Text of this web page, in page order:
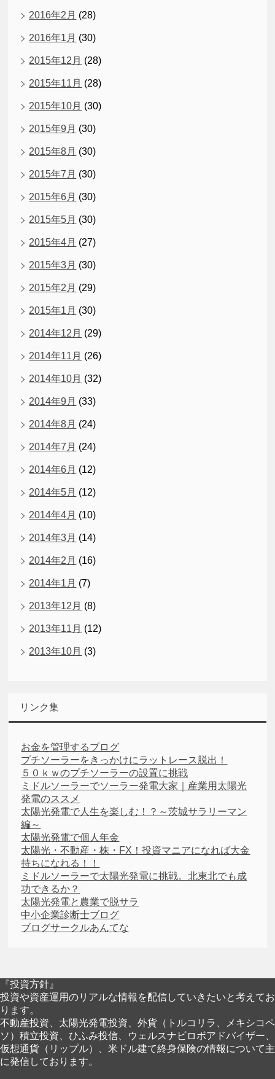
2016年2月 (28)
2016年1月 (30)
2015年12月 (28)
2015年11月 (28)
2015年10月 (30)
2015年9月 (30)
2015年8月 (30)
2015年7月 (30)
2015年6月 (30)
2015年5月 (30)
2015年4月 (27)
2015年3月 (30)
2015年2月 (29)
2015年1月 (30)
2014年12月 (29)
2014年11月 (26)
2014年10月 (32)
2014年9月 (33)
2014年8月 (24)
2014年7月 (24)
2014年6月 (12)
2014年5月 (12)
2014年4月 (10)
2014年3月 (14)
2014年2月 (16)
2014年1月 (7)
2013年12月 (8)
2013年11月 (12)
2013年10月 (3)
リンク集
お金を管理するブログ
プチソーラーをきっかけにラットレース脱出！
５０ｋｗのプチソーラーの設置に挑戦
ミドルソーラーでソーラー発電大家｜産業用太陽光
発電のススメ
太陽光発電で人生を楽しむ！？～茨城サラリーマン
編～
太陽光発電で個人年金
太陽光・不動産・株・FX！投資マニアになれば大金
持ちになれる！！
ミドルソーラーで太陽光発電に挑戦。北東北でも成
功できるか？
太陽光発電と農業で脱サラ
中小企業診断士ブログ
ブログサークルあんてな
『投資方針』
投資や資産運用のリアルな情報を配信していきたいと考えてお
ります。
不動産投資、太陽光発電投資、外貨（トルコリラ、メキシコペ
ソ）積立投資、ひふみ投信、ウェルスナビロボアドバイザー、
仮想通貨（リップル）、米ドル建て終身保険の情報について主
に発信しております。